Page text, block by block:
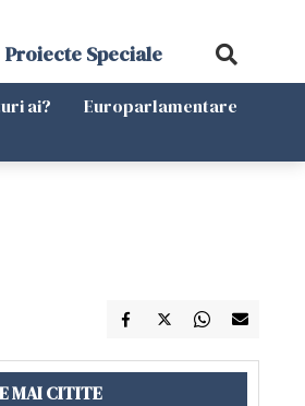
Proiecte Speciale
ai?
Europarlamentare
MAI CITITE